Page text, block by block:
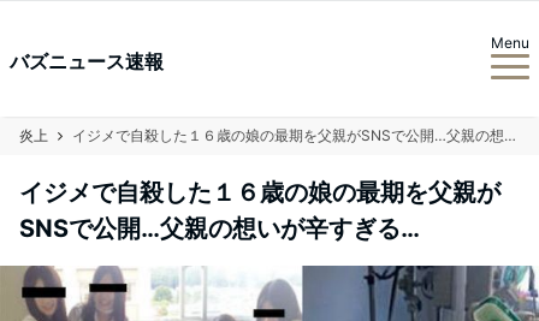
バズニュース速報
Menu
炎上 イジメで自殺した１６歳の娘の最期を父親がSNSで公開…父親の想いが辛すぎる…
イジメで自殺した１６歳の娘の最期を父親が
SNSで公開…父親の想いが辛すぎる…